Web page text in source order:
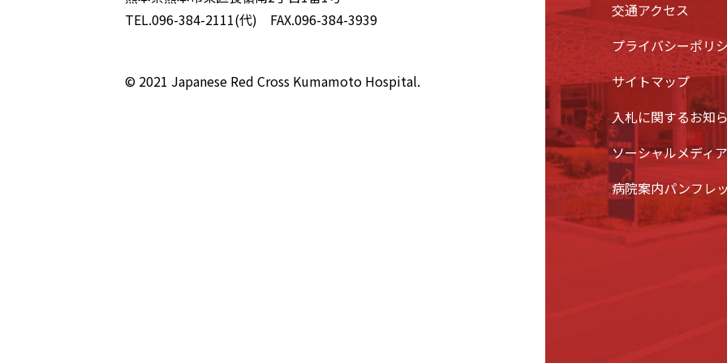
TEL.096-384-2111(代) FAX.096-384-3939
© 2021 Japanese Red Cross Kumamoto Hospital.
交通アクセス
プライバシーポリ
サイトマップ
入札に関するお知
ソーシャルメディ
病院案内パンフレ